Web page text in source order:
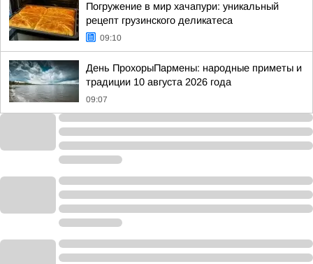
Погружение в мир хачапури: уникальный
рецепт грузинского деликатеса
09:10
День ПрохорыПармены: народные приметы и
традиции 10 августа 2026 года
09:07